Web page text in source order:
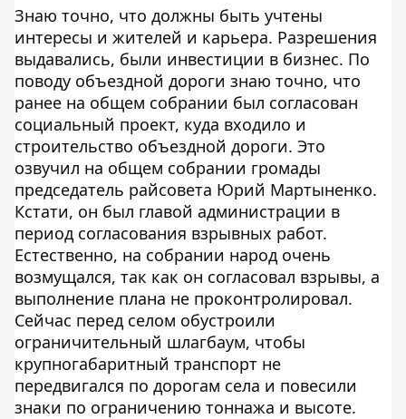
Знаю точно, что должны быть учтены
интересы и жителей и карьера. Разрешения
выдавались, были инвестиции в бизнес. По
поводу объездной дороги знаю точно, что
ранее на общем собрании был согласован
социальный проект, куда входило и
строительство объездной дороги. Это
озвучил на общем собрании громады
председатель райсовета Юрий Мартыненко.
Кстати, он был главой администрации в
период согласования взрывных работ.
Естественно, на собрании народ очень
возмущался, так как он согласовал взрывы, а
выполнение плана не проконтролировал.
Сейчас перед селом обустроили
ограничительный шлагбаум, чтобы
крупногабаритный транспорт не
передвигался по дорогам села и повесили
знаки по ограничению тоннажа и высоте.